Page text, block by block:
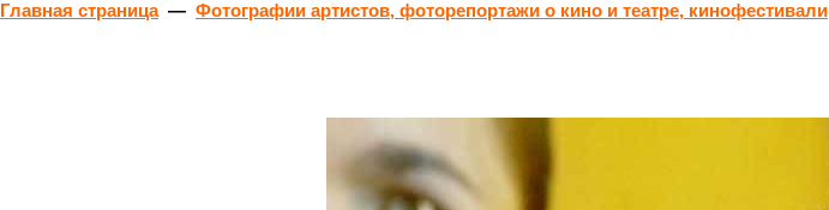
Главная страница— Фотографии артистов, фоторепортажи о кино и театре, кинофестивали